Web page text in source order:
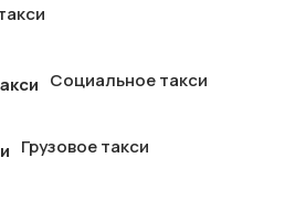
Социальное такси
Грузовое такси